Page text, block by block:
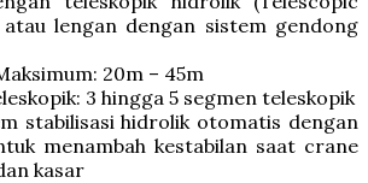
lengan dengan sistem gendong
20m – 45m
3 hingga 5 segmen teleskopik
stabilisasi hidrolik otomatis dengan
menambah kestabilan saat crane
kasar